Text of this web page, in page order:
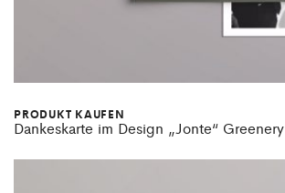
PRODUKT KAUFEN
Dankeskarte im Design „Jonte“ Greenery